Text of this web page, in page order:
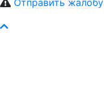
Отправить жалобу